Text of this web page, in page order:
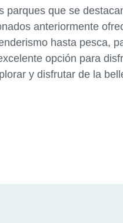
parques que se
anteriormente
hasta pesca,
opción para
y disfrutar de la